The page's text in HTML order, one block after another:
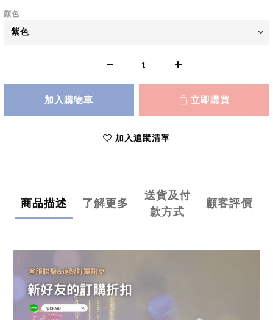
顏色
加入購物車 立即購買
加入追蹤清單
商品描述 了解更多
送貨及付
款方式
顧客評價